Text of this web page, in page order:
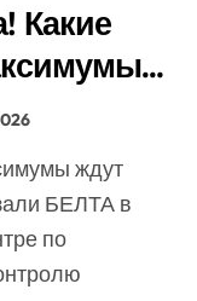
Какие
БЕЛТА в
по